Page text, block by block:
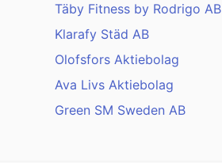
Täby Fitness by Rodrigo AB
Klarafy Städ AB
Olofsfors Aktiebolag
Ava Livs Aktiebolag
Green SM Sweden AB